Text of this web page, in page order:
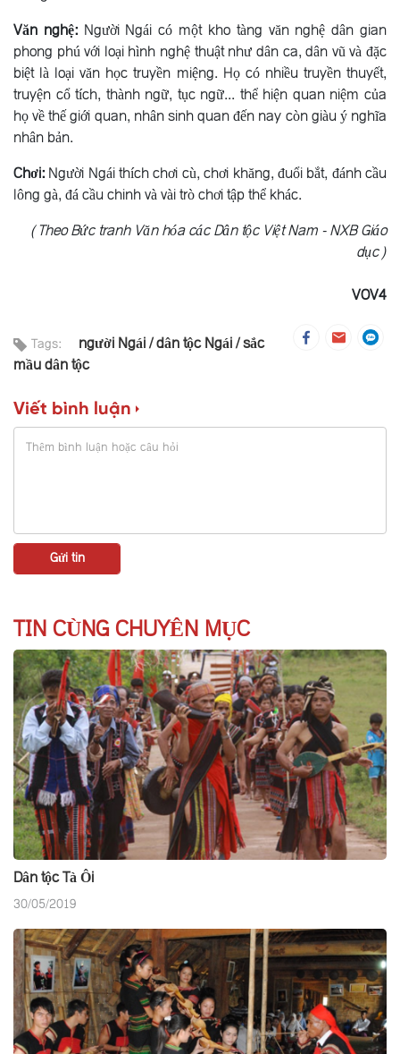
Văn nghệ: Người Ngái có một kho tàng văn nghệ dân gian
phong phú với loại hình nghệ thuật như dân ca, dân vũ và đặc
biệt là loại văn học truyền miệng. Họ có nhiều truyền thuyết,
truyện cổ tích, thành ngữ, tục ngữ... thể hiện quan niệm của
họ về thế giới quan, nhân sinh quan đến nay còn giàu ý nghĩa
nhân bản.
Chơi:Người Ngái thích chơi cù, chơi khăng, đuổi bắt, đánh cầu
lông gà, đá cầu chinh và vài trò chơi tập thể khác.
(Theo Bức tranh Văn hóa các Dân tộc Việt Nam - NXB Giáo
dục)
VOV4
Tags: người Ngái dân tộc Ngái sắc
mầu dân tộc
Viết bình luận
TIN CÙNG CHUYÊN MỤC
Dân tộc Tà Ôi
30/05/2019